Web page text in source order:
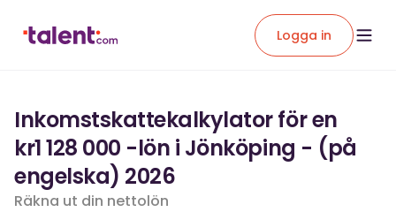
Logga in
Inkomstskattekalkylator för en
kr1 128 000 -lön i Jönköping - (på
engelska) 2026
Räkna ut din nettolön